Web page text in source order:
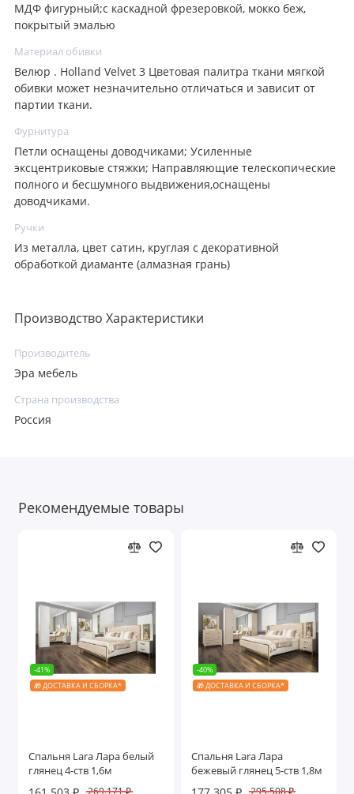
МДФ фигурный;с каскадной фрезеровкой, мокко беж,
покрытый эмалью
Материал обивки
Велюр . Holland Velvet 3 Цветовая палитра ткани мягкой
обивки может незначительно отличаться и зависит от
партии ткани.
Фурнитура
Петли оснащены доводчиками; Усиленные
эксцентриковые стяжки; Направляющие телескопические
полного и бесшумного выдвижения,оснащены
доводчиками.
Ручки
Из металла, цвет сатин, круглая с декоративной
обработкой диаманте (алмазная грань)
Производство Характеристики
Производитель
Эра мебель
Страна производства
Россия
Рекомендуемые товары
-41%
🎁 ДОСТАВКА И СБОРКА*
Спальня Lara Лара белый
глянец 4-ств 1,6м
269.171 ₽
-40%
🎁 ДОСТАВКА И СБОРКА*
Спальня Lara Лара
бежевый глянец 5-ств 1,8м
295.508 ₽